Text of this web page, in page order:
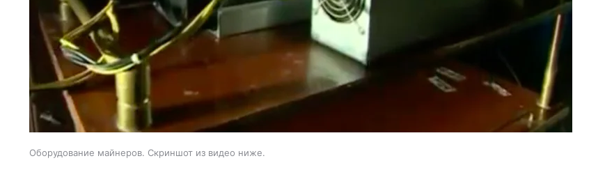
Оборудование майнеров. Скриншот из видео ниже.